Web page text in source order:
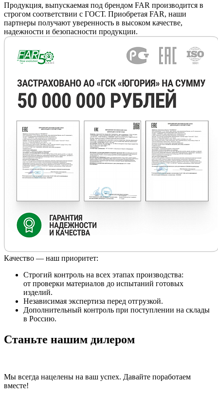
Продукция, выпускаемая под брендом FAR производится в
строгом соответствии с ГОСТ. Приобретая FAR, наши
партнеры получают уверенность в высоком качестве,
надежности и безопасности продукции.
Качество — наш приоритет:
Строгий контроль на всех этапах производства:
от проверки материалов до испытаний готовых
изделий.
Независимая экспертиза перед отгрузкой.
Дополнительный контроль при поступлении на склады
в Россию.
Станьте нашим дилером
Мы всегда нацелены на ваш успех. Давайте поработаем
вместе!